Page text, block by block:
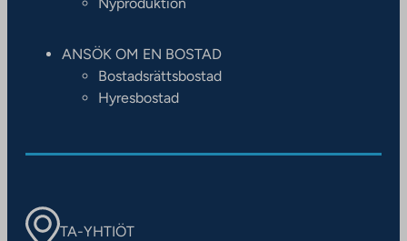
ANSÖK OM EN BOSTAD
Bostadsrättsbostad
Hyresbostad
TA-YHTIÖT